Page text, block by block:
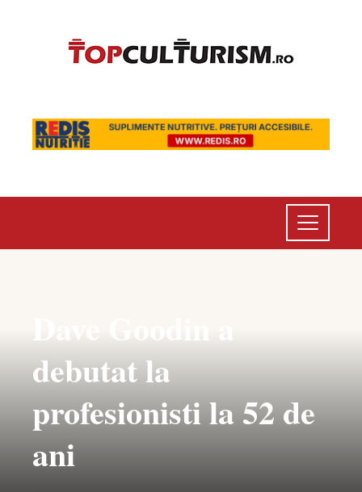
Dave Goodin a
debutat la
profesionisti la 52 de
ani